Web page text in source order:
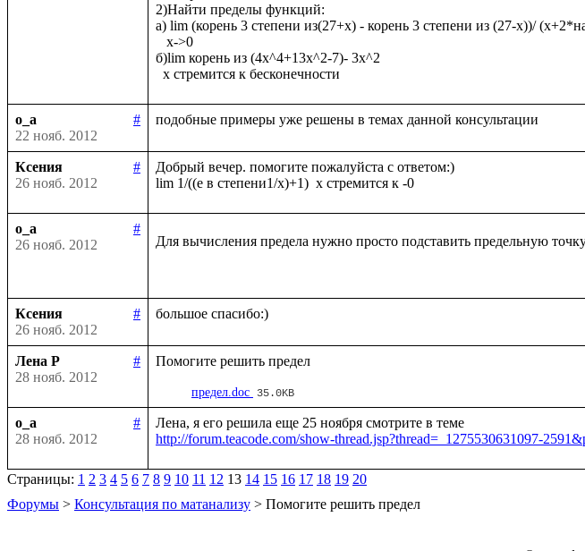
2)Найти пределы функций:
а) lim (корень 3 степени из(27+х) - корень 3 степени из (27-х))/
б)lim корень из (4х^4+13x^2-7)- 3x^2
o_a
#
22 нояб. 2012
Ксения
#
26 нояб. 2012
Добрый вечер. помогите пожалуйста с ответом:)
o_a
#
26 нояб. 2012
Для вычисления предела нужно просто подставить предельную
Ксения
#
26 нояб. 2012
Лена Р
#
28 нояб. 2012
предел.doc 35.0KB
o_a
#
28 нояб. 2012
http://forum.teacode.com/show-thread.jsp?thread=_1275530631097-
Страницы: 1 2 3 4 5 6 7 8 9 10 11 12 13 14 15 16 17 18 19 20
Форумы > Консультация по матанализу > Помогите решить предел